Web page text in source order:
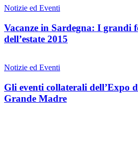
Notizie ed Eventi
Vacanze in Sardegna: I grandi
dell’estate 2015
Notizie ed Eventi
Gli eventi collaterali dell’Expo
Grande Madre